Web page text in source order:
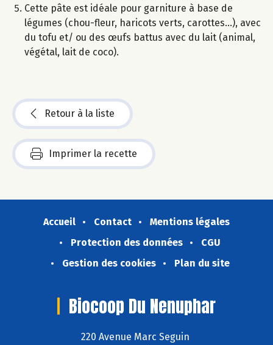
Cette pâte est idéale pour garniture à base de
légumes (chou-fleur, haricots verts, carottes...), avec
du tofu et/ ou des œufs battus avec du lait (animal,
végétal, lait de coco).
Retour à la liste
Imprimer la recette
Accueil Contact
Mentions légales
Protection des données
CGU
Gestion des cookies
Plan du site
Biocoop Du Nenuphar
220 Avenue Marc Seguin